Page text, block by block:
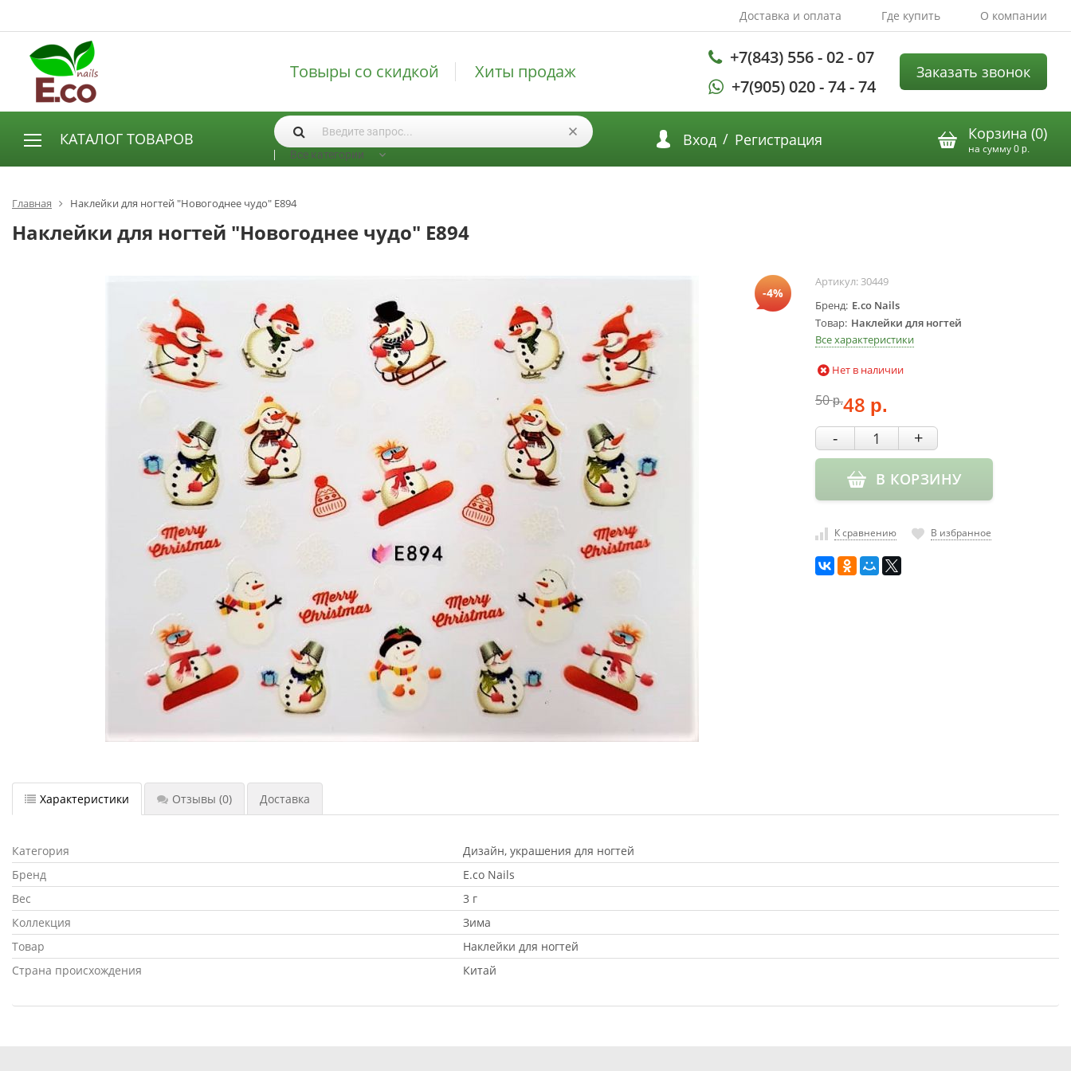
Доставка и оплата Где купить О компании
Товыры со скидкой Хиты продаж
+7(843) 556 - 02 - 07
+7(905) 020 - 74 - 74
Заказать звонок
КАТАЛОГ ТОВАРОВ
АКСЕССУАРЫ И РАСХОДНЫЕ МАТЕРИАЛЫ
Аксессуары
Кисти
База для гель лака
Гели для моделирования
Цветные гель-лаки
Аппараты для маникюра и педикюра
Хранение инструмента
Все категории
Вход / Регистрация Корзина (0)
на сумму0 р.
Главная Наклейки для ногтей "Новогоднее чудо" E894
Наклейки для ногтей "Новогоднее чудо" E894
-4%
Артикул: 30449
Бренд E.co Nails
Товар Наклейки для ногтей
Все характеристики
Нет в наличии
48 р.
50р.
- +
В КОРЗИНУ
К сравнению В избранное
Характеристики Отзывы (0) Доставка
Категория
Дизайн, украшения для ногтей
Бренд
E.co Nails
Вес
3 г
Коллекция
Зима
Товар
Наклейки для ногтей
Страна происхождения
Китай